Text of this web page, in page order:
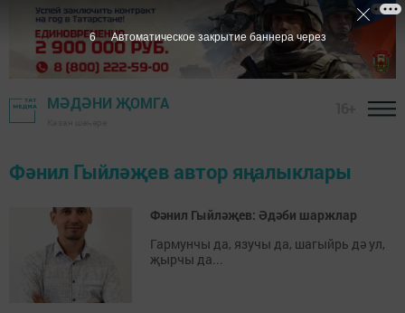
МӘДӘНИ ҖОМГА
Фәнил Гыйләҗев автор яңалыклары
Фәнил Гыйләҗев: Әдәби шаржлар
Гармунчы да, язучы да, шагыйрь дә ул,
җырчы да...
6 Автоматическое закрытие баннера через